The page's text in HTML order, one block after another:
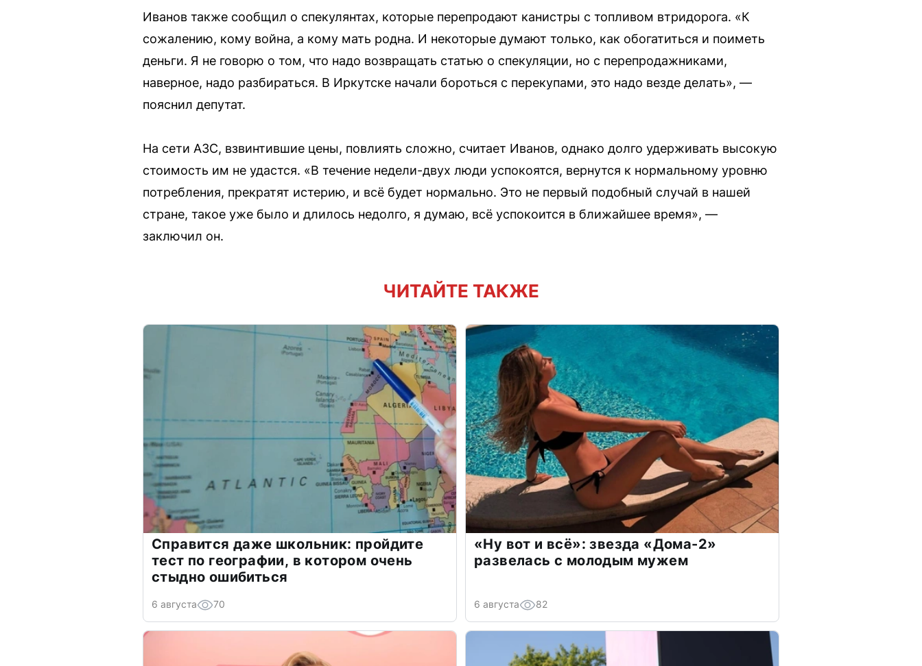
Иванов также сообщил о спекулянтах, которые перепродают канистры с топливом втридорога. «К
сожалению, кому война, а кому мать родна. И некоторые думают только, как обогатиться и поиметь
деньги. Я не говорю о том, что надо возвращать статью о спекуляции, но с перепродажниками,
наверное, надо разбираться. В Иркутске начали бороться с перекупами, это надо везде делать», —
пояснил депутат.
На сети АЗС, взвинтившие цены, повлиять сложно, считает Иванов, однако долго удерживать высокую
стоимость им не удастся. «В течение недели-двух люди успокоятся, вернутся к нормальному уровню
потребления, прекратят истерию, и всё будет нормально. Это не первый подобный случай в нашей
стране, такое уже было и длилось недолго, я думаю, всё успокоится в ближайшее время», —
заключил он.
ЧИТАЙТЕ ТАКЖЕ
Справится даже школьник: пройдите
тест по географии, в котором очень
стыдно ошибиться
6 августа 70
«Ну вот и всё»: звезда «Дома-2»
развелась с молодым мужем
6 августа 82